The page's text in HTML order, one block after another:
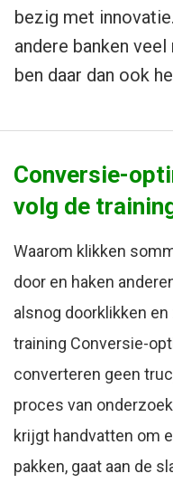
bezig met
andere banken
ben daar dan ook
Conversie-
volg de
Waarom klikken
door en haken
alsnog doorklikken
training Conversie-
converteren geen
proces van
krijgt handvatten om
pakken, gaat aan de